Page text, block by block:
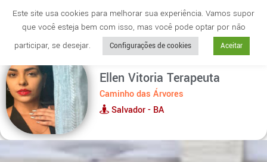
Cidade anuncie
Ellen Vitoria Terapeuta
Caminho das Árvores
Salvador - BA
Este site usa cookies para melhorar sua experiência. Vamos supor
que você esteja bem com isso, mas você pode optar por não
participar, se desejar.
Configurações de cookies Aceitar